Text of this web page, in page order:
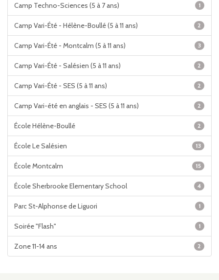
Camp Techno-Sciences (5 à 7 ans) 1
Camp Vari-Été - Hélène-Boullé (5 à 11 ans) 2
Camp Vari-Été - Montcalm (5 à 11 ans) 3
Camp Vari-Été - Salésien (5 à 11 ans) 2
Camp Vari-Été - SES (5 à 11 ans) 2
Camp Vari-été en anglais - SES (5 à 11 ans) 2
École Hélène-Boullé 2
École Le Salésien 13
École Montcalm 15
École Sherbrooke Elementary School 4
Parc St-Alphonse de Liguori 1
Soirée "Flash" 1
Zone 11-14 ans 2